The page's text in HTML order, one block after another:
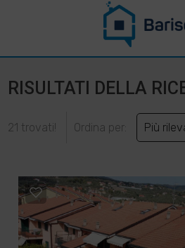
RISULTATI DELLA
21 trovati! Ordina per: Più